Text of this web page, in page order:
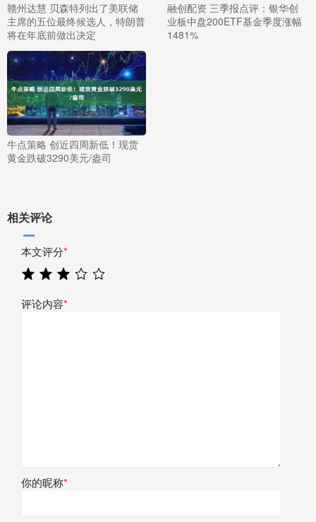
赣州达慧 贝森特列出了美联储
主席的五位最终候选人，特朗普
将在年底前做出决定
融创配资 三季报点评：银华创
业板中盘200ETF基金季度涨幅
1481%
牛点策略 创近四周新低！现货
黄金跌破3290美元/盎司
相关评论
本文评分*
评论内容*
你的昵称*